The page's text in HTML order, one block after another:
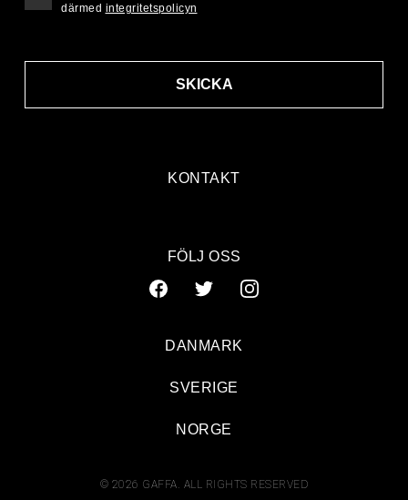
KONTAKT
SKICKA
därmed integritetspolicyn
FÖLJ OSS
© 2026 GAFFA. ALL RIGHTS RESERVED
DANMARK
SVERIGE
NORGE